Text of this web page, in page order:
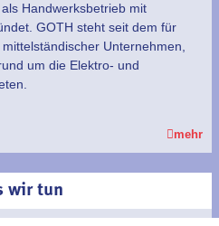
Handwerksbetrieb mit
GOTH steht seit dem für
Unternehmen,
um die Elektro- und
mehr
wir tun